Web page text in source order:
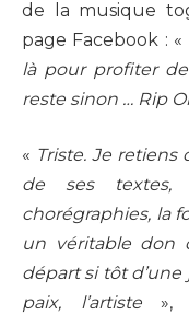
de la musique
page Facebook : «
là pour profiter
reste sinon … Rip
« Triste. Je retiens
de ses textes,
chorégraphies, la
un véritable don
départ si tôt
paix, l’artiste»,